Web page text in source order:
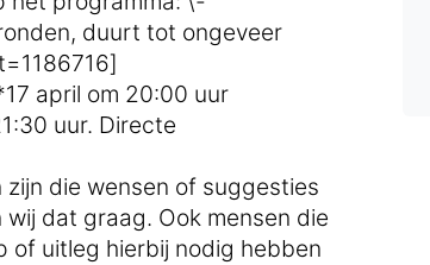
duurt tot ongeveer
april om 20:00 uur
uur. Directe
die wensen of suggesties
dat graag. Ook mensen die
of uitleg hierbij nodig hebben